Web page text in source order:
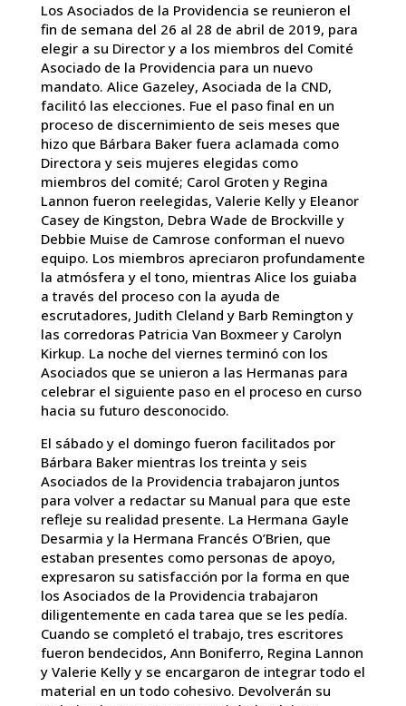
Los Asociados de la Providencia se reunieron el
fin de semana del 26 al 28 de abril de 2019, para
elegir a su Director y a los miembros del Comité
Asociado de la Providencia para un nuevo
mandato. Alice Gazeley, Asociada de la CND,
facilitó las elecciones. Fue el paso final en un
proceso de discernimiento de seis meses que
hizo que Bárbara Baker fuera aclamada como
Directora y seis mujeres elegidas como
miembros del comité; Carol Groten y Regina
Lannon fueron reelegidas, Valerie Kelly y Eleanor
Casey de Kingston, Debra Wade de Brockville y
Debbie Muise de Camrose conforman el nuevo
equipo. Los miembros apreciaron profundamente
la atmósfera y el tono, mientras Alice los guiaba
a través del proceso con la ayuda de
escrutadores, Judith Cleland y Barb Remington y
las corredoras Patricia Van Boxmeer y Carolyn
Kirkup. La noche del viernes terminó con los
Asociados que se unieron a las Hermanas para
celebrar el siguiente paso en el proceso en curso
hacia su futuro desconocido.
El sábado y el domingo fueron facilitados por
Bárbara Baker mientras los treinta y seis
Asociados de la Providencia trabajaron juntos
para volver a redactar su Manual para que este
refleje su realidad presente. La Hermana Gayle
Desarmia y la Hermana Francés O’Brien, que
estaban presentes como personas de apoyo,
expresaron su satisfacción por la forma en que
los Asociados de la Providencia trabajaron
diligentemente en cada tarea que se les pedía.
Cuando se completó el trabajo, tres escritores
fueron bendecidos, Ann Boniferro, Regina Lannon
y Valerie Kelly y se encargaron de integrar todo el
material en un todo cohesivo. Devolverán su